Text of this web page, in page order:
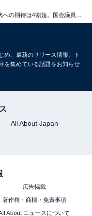
め、最新のリリース情報、ト
を集めている話題をお知らせ
All About Japan
広告掲載
著作権・商標・免責事項
About ニュースについて